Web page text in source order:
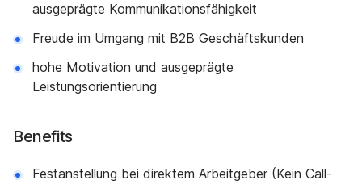
ausgeprägte Kommunikationsfähigkeit
Freude im Umgang mit B2B Geschäftskunden
hohe Motivation und ausgeprägte
Leistungsorientierung
Benefits
Festanstellung bei direktem Arbeitgeber (Kein Call-